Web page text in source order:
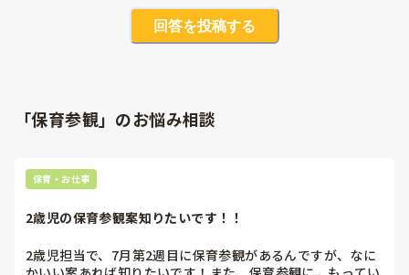
回答を投稿する
「保育参観」のお悩み相談
保育・お仕事
2歳児の保育参観案知りたいです！！
2歳児担当で、7月第2週目に保育参観があるんですが、なに